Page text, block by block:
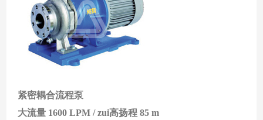
紧密耦合流程泵
大流量 1600 LPM / zui高扬程 85 m